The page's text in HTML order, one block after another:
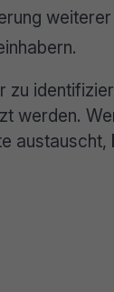
werden.
austauscht,